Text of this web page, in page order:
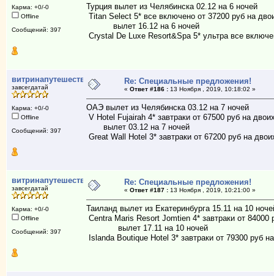
Карма: +0/-0
Offline
Сообщений: 397
Турция вылет из Челябинска 02.12 на 6 ночей
Titan Select 5* все включено от 37200 руб на
вылет 16.12 на 6 ночей
Crystal De Luxe Resort&Spa 5* ультра все
витринапутешествий
завсегдатай
Карма: +0/-0
Offline
Сообщений: 397
Re: Специальные предложения!
« Ответ #186 :13 Ноября , 2019, 10:18:02 »
ОАЭ вылет из Челябинска 03.12 на 7 ночей
V Hotel Fujairah 4* завтраки от 67500 руб на
вылет 03.12 на 7 ночей
Great Wall Hotel 3* завтраки от 67200 руб на
витринапутешествий
завсегдатай
Карма: +0/-0
Offline
Сообщений: 397
Re: Специальные предложения!
« Ответ #187 :13 Ноября , 2019, 10:21:00 »
Таиланд вылет из Екатеринбурга 15.11 на 10
Centra Maris Resort Jomtien 4* завтраки от 84000
вылет 17.11 на 10 ночей
Islanda Boutique Hotel 3* завтраки от 79300 руб